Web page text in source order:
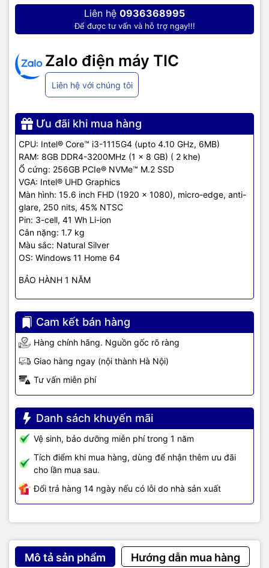
Liên hệ 0936368995
Để được tư vấn và hỗ trợ ngay!!!
Zalo điện máy TIC
Liên hệ với chúng tôi
Ưu đãi khi mua hàng
CPU: Intel® Core™ i3-1115G4 (upto 4.10 GHz, 6MB)
RAM: 8GB DDR4-3200MHz (1 x 8 GB) ( 2 khe)
Ổ cứng: 256GB PCIe® NVMe™ M.2 SSD
VGA: Intel® UHD Graphics
Màn hình: 15.6 inch FHD (1920 x 1080), micro-edge, anti-
glare, 250 nits, 45% NTSC
Pin: 3-cell, 41 Wh Li-ion
Cân nặng: 1.7 kg
Màu sắc: Natural Silver
OS: Windows 11 Home 64
BẢO HÀNH 1 NĂM
Cam kết bán hàng
Hàng chính hãng. Nguồn gốc rõ ràng
Giao hàng ngay (nội thành Hà Nội)
Tư vấn miễn phí
Danh sách khuyến mãi
Vệ sinh, bảo dưỡng miễn phí trong 1 năm
Tích điểm khi mua hàng, dùng để nhận thêm ưu đãi
cho lần mua sau.
Đổi trả hàng 14 ngày nếu có lỗi do nhà sản xuất
Mô tả sản phẩm Hướng dẫn mua hàng
Hiệu năng vượt trội
Laptop HP 15s-fq2712TU 7C0X2PA được trang bị bộ vi xử lý Intel
Core i3-1115G4 phục vụ tốt các tác vụ văn phòng. với 10 nhân
(Trong đó có 2 nhân P-core và 8 nhân E-core) cùng 12 luồng, tiến
trình 7nm cùng mức xung nhịp tối đa lên tới 4.70GHz. Bộ nhớ đệm
6MB Cache cùng bộ nhớ trong 8GB RAM cho phép bạn thực hiện
các tác vụ đa nhiệm cơ bản một cách mượt mà và nhanh chóng.
đã được tích hợp để phục vụ hoàn hảo cho nhu cầu công việc của
Ổ cứng 256GB PCIe NVMe M.2 SSD trên HP 15s-fq2712TU
7C0X2PA được đánh giá là rất chất lượng, cho khả năng đọc và
ghi dữ liệu với một tốc độ vượt trội, rút ngắn thời gian khởi động
một không gian lưu trữ rộng lớn để bạn lưu lại dữ liệu một cách
thoải mái và an toàn. Không những vậy, HP 15s-fq2712TU
7C0X2PA còn được trang bị card đồ họa tích hợp Intel UHD
hình ảnh lên tới 8K và 4K HDR, khả năng hiển thị tới 4 màn hình
cùng lúc để bạn tận hưởng không gian làm việc hiệu quả, giải trí
sống động tuyệt vời.
Bàn phím tiêu chuẩn, touchpad mượt mà
và chính xác. Phím bấm được thiết kế vuông vắn, khoảng cách
bấm còn được phủ một lớp nhám để hạn chế tình trạng bám bụi,
đảm bảo cho laptop của bạn luôn được sạch sẽ.